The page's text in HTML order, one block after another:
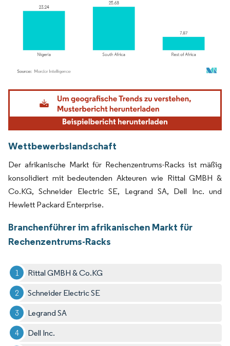
Bild © Mordor Intelligence. Wiederverwendung erfordert Namensnennung gemäß
Wettbewerbslandschaft
Der afrikanische Markt für Rechenzentrums-Racks ist mäßig
konsolidiert mit bedeutenden Akteuren wie Rittal GMBH &
Co.KG, Schneider Electric SE, Legrand SA, Dell Inc. und
Hewlett Packard Enterprise.
Branchenführer im afrikanischen Markt für
Rechenzentrums-Racks
Rittal GMBH & Co.KG
Schneider Electric SE
Legrand SA
Dell Inc.